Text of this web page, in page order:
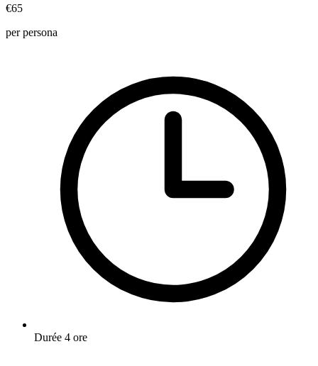
€65
per persona
Durée 4 ore